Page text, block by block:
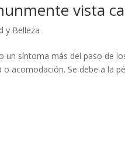
vista
y Belleza
síntoma más del paso de
acomodación. Se debe a la